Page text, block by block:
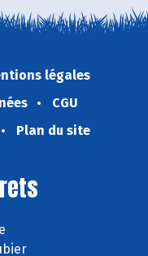
légales
CGU
Plan du site